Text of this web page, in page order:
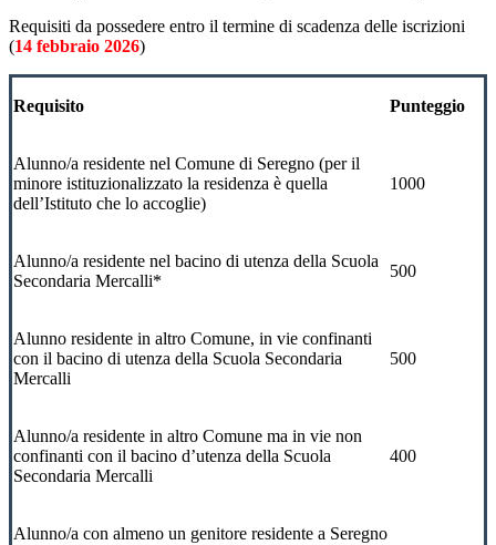
Requisiti da possedere entro il termine di scadenza delle iscrizioni
(14 febbraio 2026)
Requisito Punteggio
Alunno/a residente nel Comune di Seregno (per il
minore istituzionalizzato la residenza è quella
dell’Istituto che lo accoglie)
1000
Alunno/a residente nel bacino di utenza della Scuola
Secondaria Mercalli*
500
Alunno residente in altro Comune, in vie confinanti
con il bacino di utenza della Scuola Secondaria
Mercalli
500
Alunno/a residente in altro Comune ma in vie non
confinanti con il bacino d’utenza della Scuola
Secondaria Mercalli
400
Alunno/a con almeno un genitore residente a Seregno